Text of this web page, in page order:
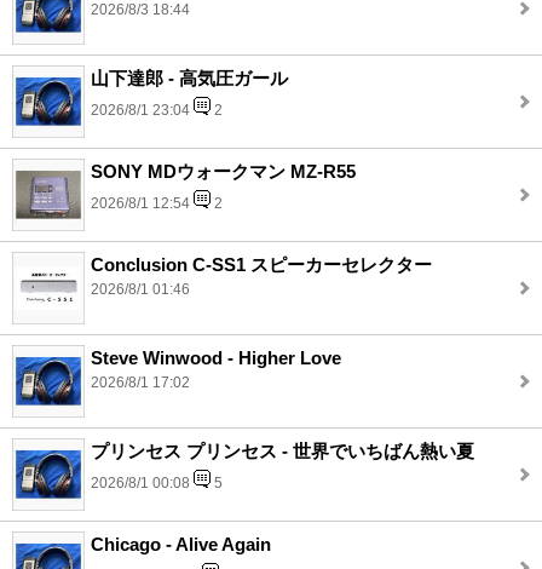
2026/8/3 18:44
山下達郎 - 高気圧ガール
2026/8/1 23:04 2
SONY MDウォークマン MZ-R55
2026/8/1 12:54 2
Conclusion C-SS1 スピーカーセレクター
2026/8/1 01:46
Steve Winwood - Higher Love
2026/8/1 17:02
プリンセス プリンセス - 世界でいちばん熱い夏
2026/8/1 00:08 5
Chicago - Alive Again